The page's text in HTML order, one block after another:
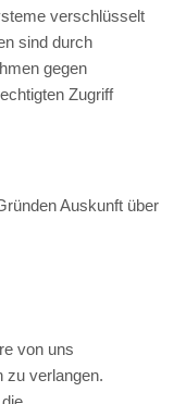
verschlüsselt
sind durch
gegen
Zugriff
Auskunft über
von uns
zu verlangen.